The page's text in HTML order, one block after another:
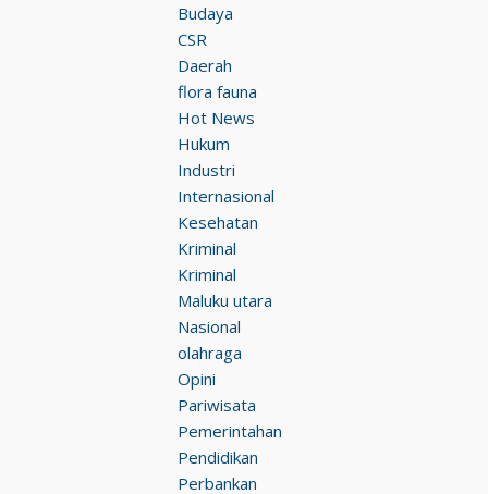
Budaya
CSR
Daerah
flora fauna
Hot News
Hukum
Industri
Internasional
Kesehatan
Kriminal
Kriminal
Maluku utara
Nasional
olahraga
Opini
Pariwisata
Pemerintahan
Pendidikan
Perbankan